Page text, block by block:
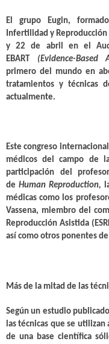
El grupo Eugin,
Infertilidad y
y 22 de abril en el
EBART (Evidence-Based
primero del mundo en
tratamientos y técnicas
actualmente.
Este congreso
médicos del campo de
participación del
de Human Reproduction,
médicas como los
Vassena, miembro del
Reproducción Asistida
así como otros ponentes
Más de la mitad de las
Según un estudio
las técnicas que se
de una base científica